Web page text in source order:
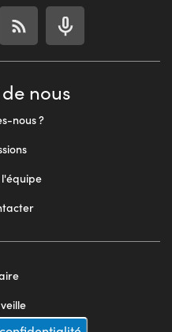
nous
nous ?